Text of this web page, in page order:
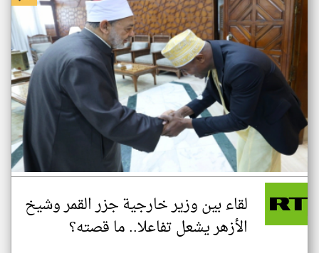
لقاء بين وزير خارجية جزر القمر وشيخ
الأزهر يشعل تفاعلا.. ما قصته؟